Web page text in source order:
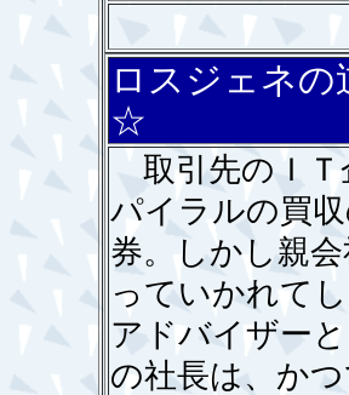
ロスジェネ
☆
取引先のＩＴ
パイラルの買
券。しかし親
っていかれて
アドバイザー
の社長は、か